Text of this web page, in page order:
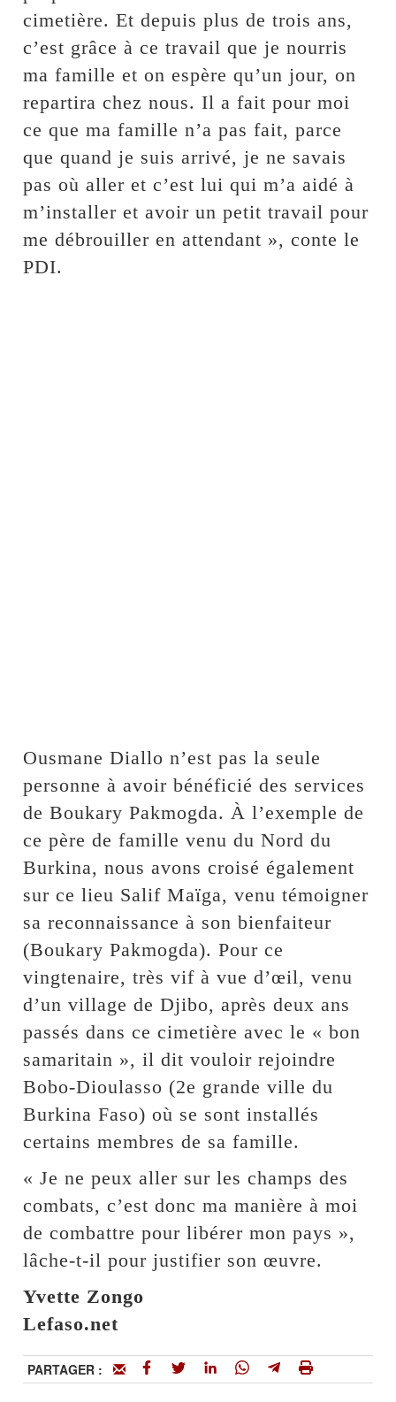
cimetière. Et depuis plus de trois ans,
c’est grâce à ce travail que je nourris
ma famille et on espère qu’un jour, on
repartira chez nous. Il a fait pour moi
ce que ma famille n’a pas fait, parce
que quand je suis arrivé, je ne savais
pas où aller et c’est lui qui m’a aidé à
m’installer et avoir un petit travail pour
me débrouiller en attendant », conte le
PDI.
Ousmane Diallo n’est pas la seule
personne à avoir bénéficié des services
de Boukary Pakmogda. À l’exemple de
ce père de famille venu du Nord du
Burkina, nous avons croisé également
sur ce lieu Salif Maïga, venu témoigner
sa reconnaissance à son bienfaiteur
(Boukary Pakmogda). Pour ce
vingtenaire, très vif à vue d’œil, venu
d’un village de Djibo, après deux ans
passés dans ce cimetière avec le « bon
samaritain », il dit vouloir rejoindre
Bobo-Dioulasso (2e grande ville du
Burkina Faso) où se sont installés
certains membres de sa famille.
« Je ne peux aller sur les champs des
combats, c’est donc ma manière à moi
de combattre pour libérer mon pays »,
lâche-t-il pour justifier son œuvre.
Yvette Zongo
Lefaso.net
PARTAGER :